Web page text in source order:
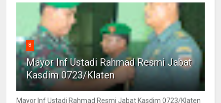
8
Mayor Inf Ustadi Rahmad Resmi Jabat
Kasdim 0723/Klaten
Mayor Inf Ustadi Rahmad Resmi Jabat Kasdim 0723/Klaten